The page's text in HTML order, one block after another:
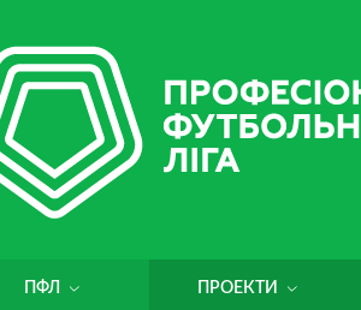
ПФЛ ПРОЕКТИ